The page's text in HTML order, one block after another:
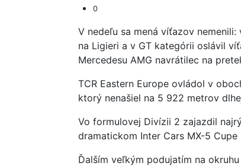
0
V nedeľu sa mená víťazov
na Ligieri a v GT kategórii oslávil
Mercedesu AMG navrátilec na
TCR Eastern Europe ovládol v
ktorý nenašiel na 5 922 metrov
Vo formulovej Divízii 2 zajazdil
dramatickom Inter Cars MX-5
Ďalším veľkým podujatím na